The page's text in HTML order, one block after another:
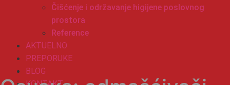
Čišćenje i održavanje higijene poslovnog
prostora
Reference
AKTUELNO
PREPORUKE
BLOG